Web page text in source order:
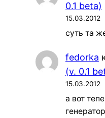
0.1 beta)
15.03.2012
суть та
fedorka
(v. 0.1
15.03.2012
а вот